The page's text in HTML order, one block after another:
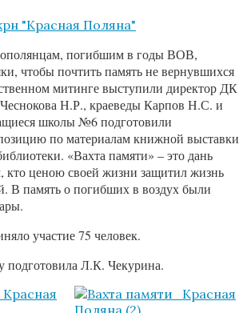
"Красная Поляна"
погибшим в годы ВОВ,
чтобы почтить память не вернувшихся
митинге выступили директор ДК
Н.Р., краеведы Карпов Н.С. и
школы №6 подготовили
по материалам книжной выставки
«Вахта памяти» – это дань
ценою своей жизни защитил жизнь
В память о погибших в воздух были
участие 75 человек.
Л.К. Чекурина.